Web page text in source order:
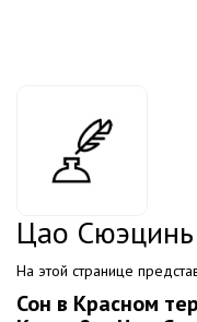
Цао Сюэцинь
На этой странице
Сон в Красном